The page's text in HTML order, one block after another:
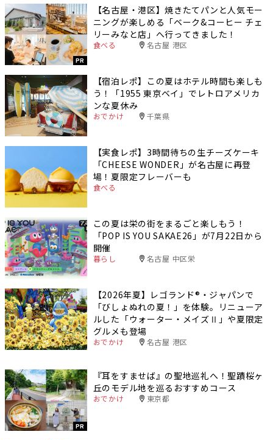
PR
【名古屋・港区】焼きたてパンと人気モー
ニングが楽しめる「ベーク&コーヒー チェ
リーみなと店」へ行ってきました！
食べる 名古屋 港区
【宿泊レポ】この夏はホテル時間も楽しも
う！「1955 東京ベイ」でレトロアメリカ
ンな夏休み
おでかけ 千葉県
【実食レポ】3時間待ちの生チーズケーキ
「CHEESE WONDER」が名古屋に再登
場！夏限定フレーバーも
食べる
この夏は栄の街をまるごと楽しもう！
「POP IS YOU SAKAE26」が7月22日から
開催
暮らし 名古屋 中区栄
【2026年夏】レゴランド®・ジャパンで
「びしょぬれの夏！」を体験。リニューア
ルした「ウォーター・メイズⅡ」や夏限定
グルメも登場
おでかけ 名古屋 港区
PR
『耳をすませば』の聖地巡礼へ！聖蹟桜ヶ
丘のモデル地を巡るおすすめコース
おでかけ 東京都